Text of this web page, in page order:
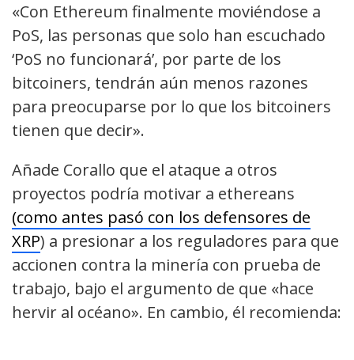
«Con Ethereum finalmente moviéndose a
PoS, las personas que solo han escuchado
‘PoS no funcionará’, por parte de los
bitcoiners, tendrán aún menos razones
para preocuparse por lo que los bitcoiners
tienen que decir».
Añade Corallo que el ataque a otros
proyectos podría motivar a ethereans
(como antes pasó con los defensores de
XRP) a presionar a los reguladores para que
accionen contra la minería con prueba de
trabajo, bajo el argumento de que «hace
hervir al océano». En cambio, él recomienda: